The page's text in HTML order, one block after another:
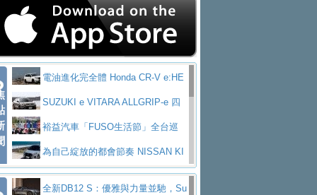
電油進化完全體 Honda CR-V e:HE
V PrestigeSUZUKI e VITARA ALLGRIP-e 四
驅精神的純電新詮釋
裕益汽車「FUSO生活節」全台巡
迴 結合生活體驗、交通安全與購車優惠
為自己綻放的都會節奏 NISSAN KI
CKS SAKURA為品味獨具層峰買家打造的頂級座
全新DB12 S：優雅與力量並馳，Su